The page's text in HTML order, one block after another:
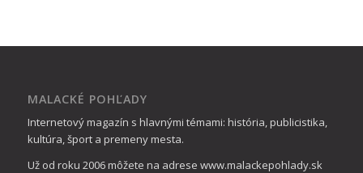
MALACKÉ POHĽADY
Internetový magazín s hlavnými témami: história, publicistika,
kultúra, šport a premeny mesta.
Už od roku 2006 môžete na adrese www.malackepohlady.sk